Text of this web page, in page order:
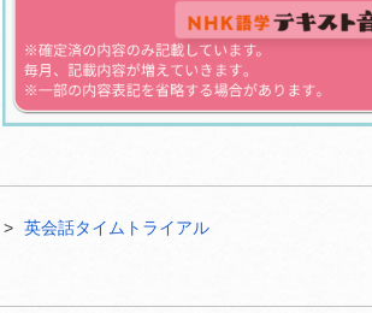
英会話タイムトライアル